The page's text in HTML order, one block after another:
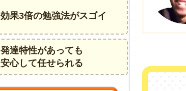
効果3倍の勉強法がスゴイ
発達特性があっても
安心して任せられる